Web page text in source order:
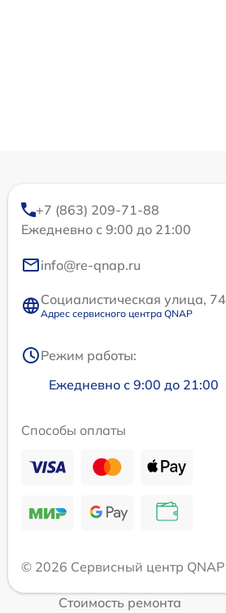
+7 (863) 209-71-88
Ежедневно с 9:00 до 21:00
info@re-qnap.ru
Социалистическая улица, 74
Адрес сервисного центра QNAP
Режим работы:
Ежедневно с 9:00 до 21:00
Способы оплаты
© 2026 Сервисный центр QNAP
Стоимость ремонта